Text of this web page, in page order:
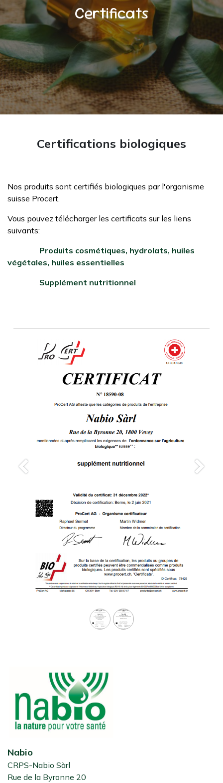
Certificats
Certifications biologiques
Nos produits sont certifiés biologiques par l'organisme
suisse Procert.
Vous pouvez télécharger les certificats sur les liens
suivants:
Produits cosmétiques, hydrolats, huiles
végétales, huiles essentielles
Supplément nutritionnel
Précedent
Nabio
CRPS-Nabio Sàrl
Rue de la Byronne 20